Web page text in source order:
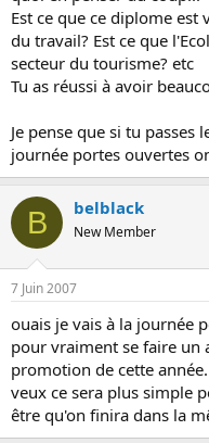
Est ce que ce diplome
du travail? Est ce que
secteur du tourisme? etc
Tu as réussi à avoir
Je pense que si tu passes
journée portes ouvertes
B belblack
New Member
7 Juin 2007
ouais je vais à la journée
pour vraiment se faire un
promotion de cette
veux ce sera plus simple
être qu'on finira dans la